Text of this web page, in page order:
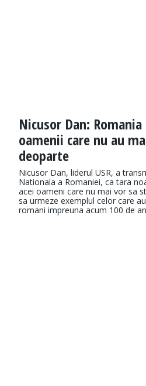
Nicusor Dan:
oamenii care nu au
deoparte
Nicusor Dan, liderul USR, a
Nationala a Romaniei, ca tara
acei oameni care nu mai vor sa
sa urmeze exemplul celor care
romani impreuna acum 100 de